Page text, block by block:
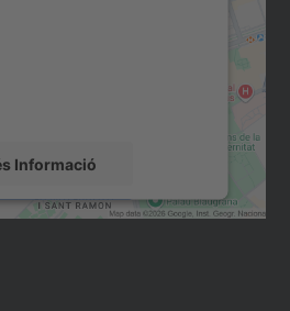
Informació
Accepta